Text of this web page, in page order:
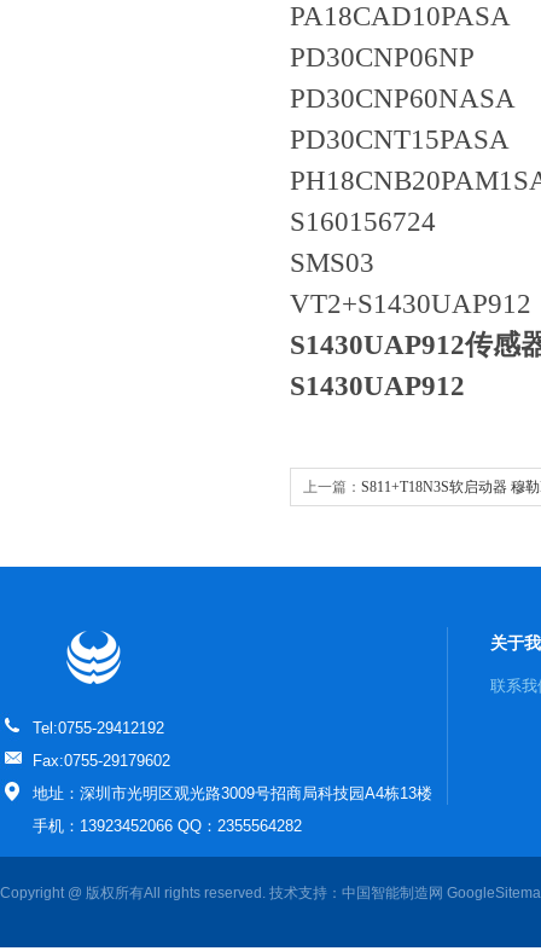
S1430UAP912传感
S1430UAP912
上一篇： S811+T18N3S软启动器 穆
Tel:0755-29412192
Fax:0755-29179602
地址：深圳市光明区观光路3009号招商局科技园A4栋13楼
手机：13923452066 QQ：2355564282
关于
联系我
Copyright @ 版权所有All rights reserved. 技术支持： 中国智能制造网